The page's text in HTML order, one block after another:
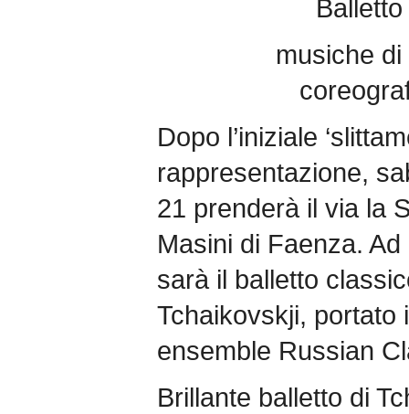
musiche di
Dopo l’iniziale
rappresentazione,
21 prenderà il via la
Masini di Faenza.
sarà il balletto
Tchaikovskji, portato
ensemble Russian
Brillante balletto di